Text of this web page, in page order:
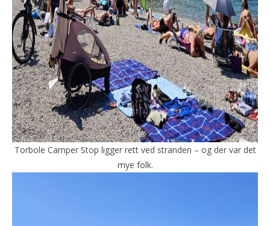
Torbole Camper Stop ligger rett ved stranden – og der var det
mye folk.